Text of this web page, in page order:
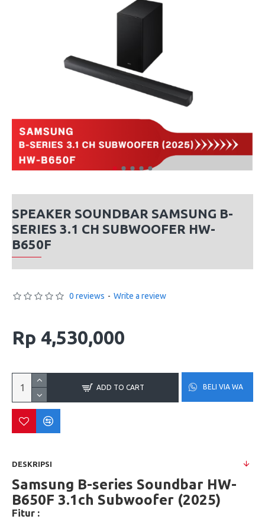
SPEAKER SOUNDBAR SAMSUNG B-
SERIES 3.1 CH SUBWOOFER HW-
B650F
0 reviews - Write a review
Rp 4,530,000
ADD TO CART BELI VIA WA
DESKRIPSI
Samsung B-series Soundbar HW-
B650F 3.1ch Subwoofer (2025)
Fitur :